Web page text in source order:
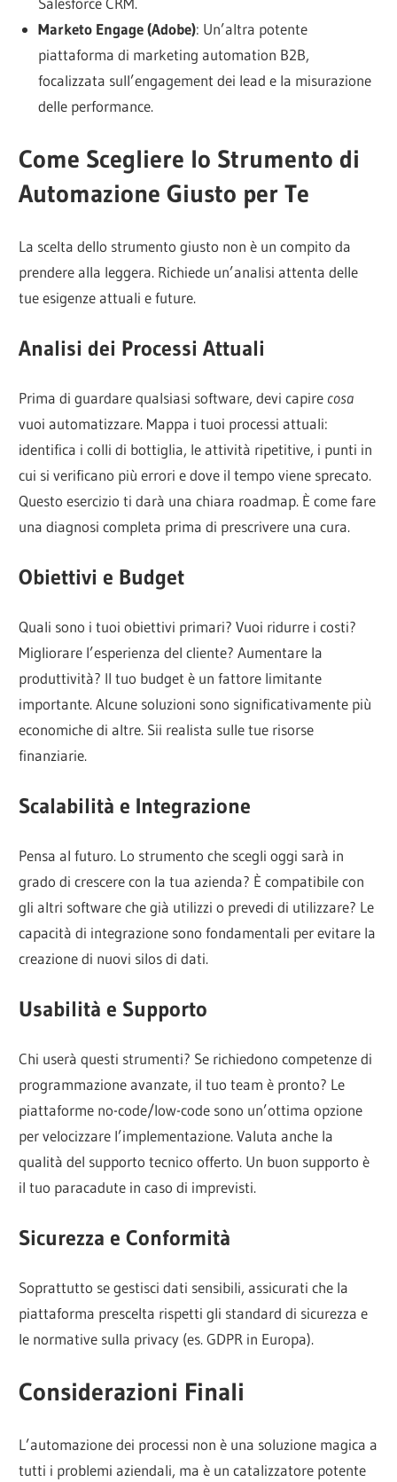
Marketo Engage (Adobe): Un’altra potente
piattaforma di marketing automation B2B,
focalizzata sull’engagement dei lead e la misurazione
delle performance.
Come Scegliere lo Strumento di
Automazione Giusto per Te
La scelta dello strumento giusto non è un compito da
prendere alla leggera. Richiede un’analisi attenta delle
tue esigenze attuali e future.
Analisi dei Processi Attuali
Prima di guardare qualsiasi software, devi capire cosa
vuoi automatizzare. Mappa i tuoi processi attuali:
identifica i colli di bottiglia, le attività ripetitive, i punti in
cui si verificano più errori e dove il tempo viene sprecato.
Questo esercizio ti darà una chiara roadmap. È come fare
una diagnosi completa prima di prescrivere una cura.
Obiettivi e Budget
Quali sono i tuoi obiettivi primari? Vuoi ridurre i costi?
Migliorare l’esperienza del cliente? Aumentare la
produttività? Il tuo budget è un fattore limitante
importante. Alcune soluzioni sono significativamente più
economiche di altre. Sii realista sulle tue risorse
finanziarie.
Scalabilità e Integrazione
Pensa al futuro. Lo strumento che scegli oggi sarà in
grado di crescere con la tua azienda? È compatibile con
gli altri software che già utilizzi o prevedi di utilizzare? Le
capacità di integrazione sono fondamentali per evitare la
creazione di nuovi silos di dati.
Usabilità e Supporto
Chi userà questi strumenti? Se richiedono competenze di
programmazione avanzate, il tuo team è pronto? Le
piattaforme no-code/low-code sono un’ottima opzione
per velocizzare l’implementazione. Valuta anche la
qualità del supporto tecnico offerto. Un buon supporto è
il tuo paracadute in caso di imprevisti.
Sicurezza e Conformità
Soprattutto se gestisci dati sensibili, assicurati che la
piattaforma prescelta rispetti gli standard di sicurezza e
le normative sulla privacy (es. GDPR in Europa).
Considerazioni Finali
L’automazione dei processi non è una soluzione magica a
tutti i problemi aziendali, ma è un catalizzatore potente